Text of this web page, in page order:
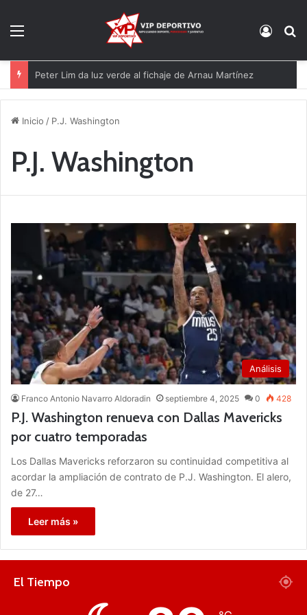
Peter Lim da luz verde al fichaje de Arnau Martínez
Inicio / P.J. Washington
P.J. Washington
Análisis
Franco Antonio Navarro Aldoradin septiembre 4, 2025 0 428
P.J. Washington renueva con Dallas Mavericks
por cuatro temporadas
Los Dallas Mavericks reforzaron su continuidad competitiva al
acordar la ampliación de contrato de P.J. Washington. El alero,
de 27…
Leer más »
El Tiempo